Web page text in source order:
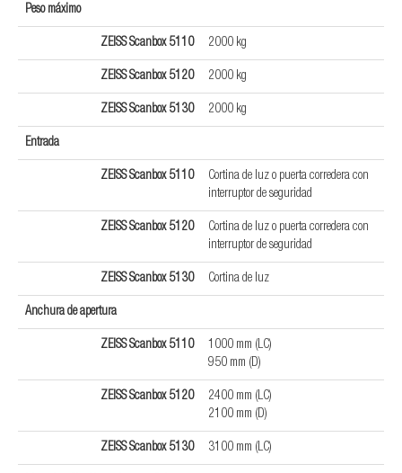
Peso máximo
ZEISS Scanbox 5110 2000 kg
ZEISS Scanbox 5120 2000 kg
ZEISS Scanbox 5130 2000 kg
Entrada
ZEISS Scanbox 5110
Cortina de luz o puerta corredera con
interruptor de seguridad
ZEISS Scanbox 5120
Cortina de luz o puerta corredera con
interruptor de seguridad
ZEISS Scanbox 5130 Cortina de luz
Anchura de apertura
ZEISS Scanbox 5110
1000 mm (LC)
950 mm (D)
ZEISS Scanbox 5120
2400 mm (LC)
2100 mm (D)
ZEISS Scanbox 5130 3100 mm (LC)